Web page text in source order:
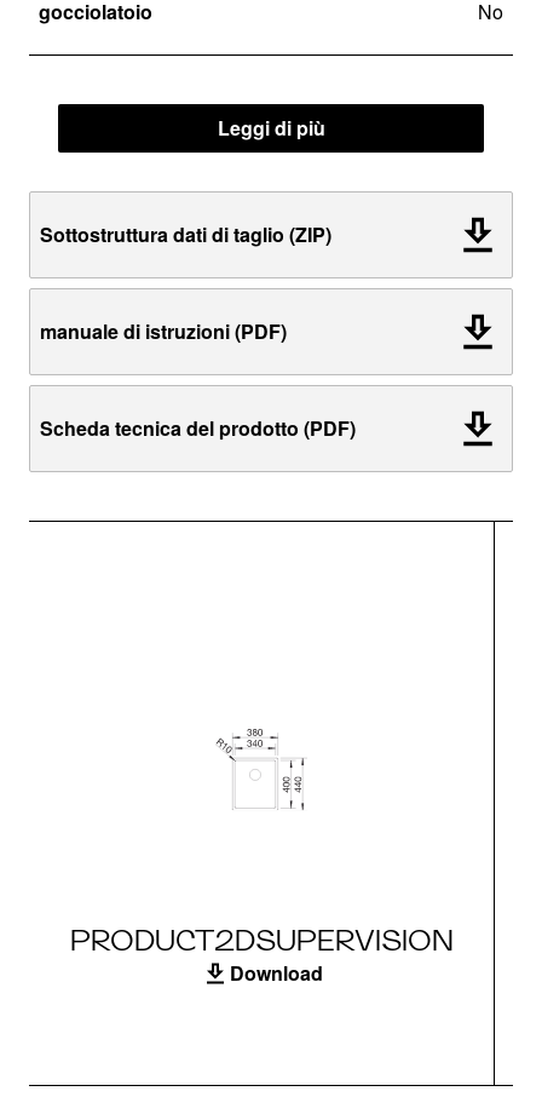
gocciolatoio No
Leggi di più
Sottostruttura dati di taglio (ZIP)
manuale di istruzioni (PDF)
Scheda tecnica del prodotto (PDF)
PRODUCT2DSUPERVISION
Download